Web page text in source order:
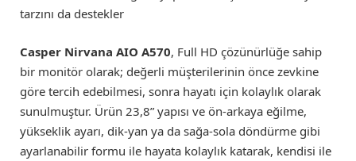
tarzını da destekler
Casper Nirvana AIO A570, Full HD çözünürlüğe sahip
bir monitör olarak; değerli müşterilerinin önce zevkine
göre tercih edebilmesi, sonra hayatı için kolaylık olarak
sunulmuştur. Ürün 23,8” yapısı ve ön-arkaya eğilme,
yükseklik ayarı, dik-yan ya da sağa-sola döndürme gibi
ayarlanabilir formu ile hayata kolaylık katarak, kendisi ile